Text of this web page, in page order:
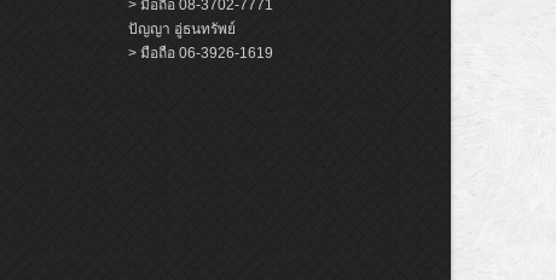
> มือถือ 08-3702-7771
ปัญญา อู่ธนทรัพย์
> มือถือ 06-3926-1619